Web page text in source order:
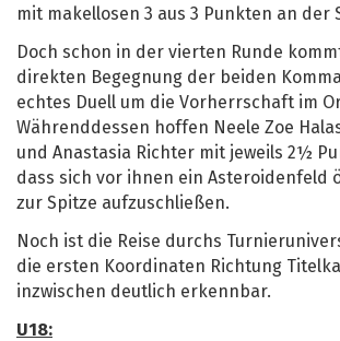
mit makellosen 3 aus 3 Punkten an der
Doch schon in der vierten Runde
direkten Begegnung der beiden
echtes Duell um die Vorherrschaft im
Währenddessen hoffen Neele Zoe
und Anastasia Richter mit jeweils 2½
dass sich vor ihnen ein Asteroidenfeld
zur Spitze aufzuschließen.
Noch ist die Reise durchs
die ersten Koordinaten Richtung
inzwischen deutlich erkennbar.
U18: